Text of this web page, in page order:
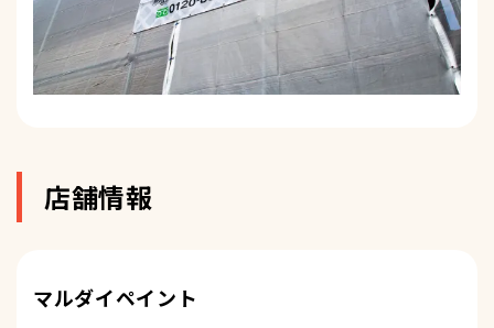
店舗情報
マルダイペイント